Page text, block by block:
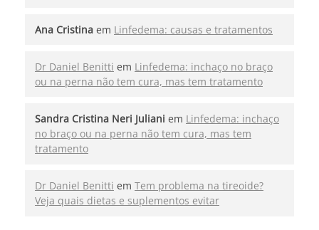
Ana Cristina em Linfedema: causas e tratamentos
Dr Daniel Benitti em Linfedema: inchaço no braço
ou na perna não tem cura, mas tem tratamento
Sandra Cristina Neri Juliani em Linfedema: inchaço
no braço ou na perna não tem cura, mas tem
tratamento
Dr Daniel Benitti em Tem problema na tireoide?
Veja quais dietas e suplementos evitar